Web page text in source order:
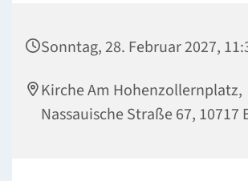
Sonntag, 28. Februar 2027,
Kirche Am Hohenzollernplatz,
Nassauische Straße 67, 10717